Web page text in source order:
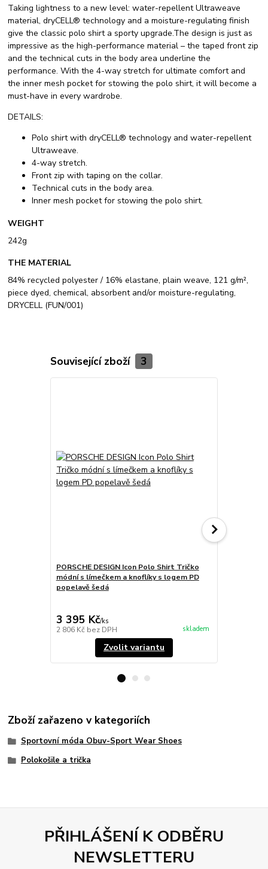
Taking lightness to a new level: water-repellent Ultraweave
material, dryCELL® technology and a moisture-regulating finish
give the classic polo shirt a sporty upgrade.The design is just as
impressive as the high-performance material – the taped front zip
and the technical cuts in the body area underline the
performance. With the 4-way stretch for ultimate comfort and
the inner mesh pocket for stowing the polo shirt, it will become a
must-have in every wardrobe.
DETAILS:
Polo shirt with dryCELL® technology and water-repellent
Ultraweave.
4-way stretch.
Front zip with taping on the collar.
Technical cuts in the body area.
Inner mesh pocket for stowing the polo shirt.
WEIGHT
242g
THE MATERIAL
84% recycled polyester / 16% elastane, plain weave, 121 g/m²,
piece dyed, chemical, absorbent and/or moisture-regulating,
DRYCELL (FUN/001)
Související zboží 3
PORSCHE DESIGN Icon Polo Shirt Tričko
módní s límečkem a knoflíky s logem PD
popelavě šedá
3 395 Kč/ks
2 806 Kč bez DPH skladem
Zvolit variantu
Zboží zařazeno v kategoriích
Sportovní móda Obuv-Sport Wear Shoes
Polokošile a trička
PŘIHLÁŠENÍ K ODBĚRU
NEWSLETTERU